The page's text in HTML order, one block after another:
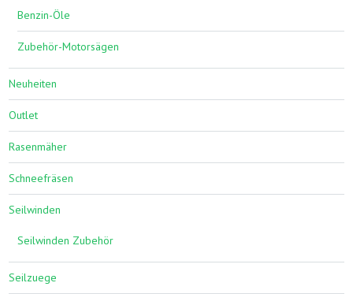
Benzin-Öle
Zubehör-Motorsägen
Neuheiten
Outlet
Rasenmäher
Schneefräsen
Seilwinden
Seilwinden Zubehör
Seilzuege